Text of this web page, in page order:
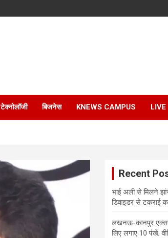
टेक्नोलॉजी बिजनेस KNEWS CAMPUS
Recent
भाई अली से मिलने
डिवाइडर से टकराई
लखनऊ-कानपुर
लिए लगाए 10 पंखे;